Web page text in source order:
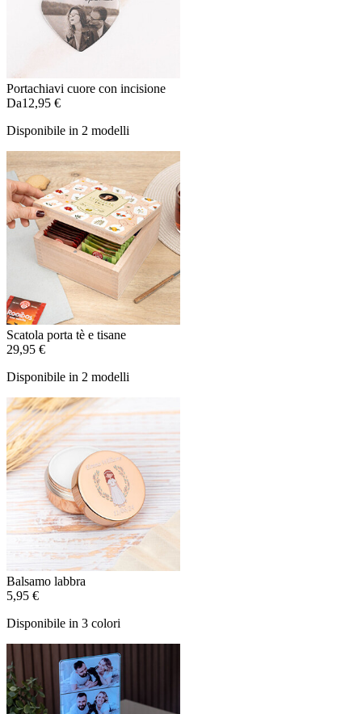
Portachiavi cuore con incisione
Da12,95 €
Disponibile in 2 modelli
Scatola porta tè e tisane
29,95 €
Disponibile in 2 modelli
Balsamo labbra
5,95 €
Disponibile in 3 colori